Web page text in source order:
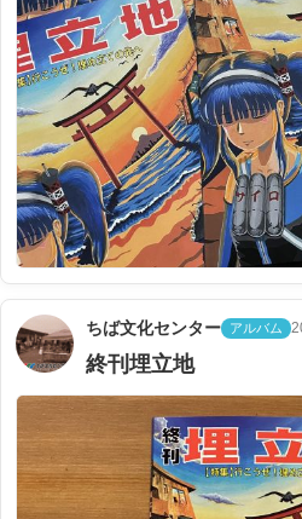
ちば文化センター アルバム
終刊埋立地